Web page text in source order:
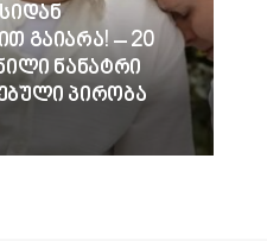
გაიარა! – 20
ნანატრი
პირობა